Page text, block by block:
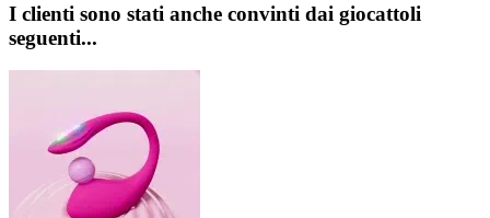
I clienti sono stati anche convinti dai giocattoli
seguenti...